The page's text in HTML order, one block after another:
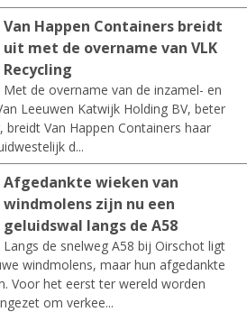
Van Happen Containers breidt
uit met de overname van VLK
Recycling
Met de overname van de inzamel- en
Leeuwen Katwijk Holding BV, beter
breidt Van Happen Containers haar
d...
Afgedankte wieken van
windmolens zijn nu een
geluidswal langs de A58
Langs de snelweg A58 bij Oirschot ligt
windmolens, maar hun afgedankte
Voor het eerst ter wereld worden
om verkee...